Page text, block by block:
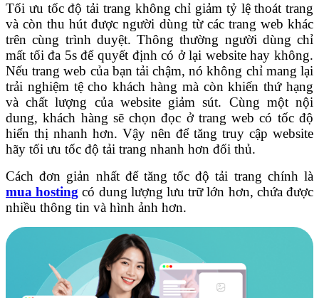
Tối ưu tốc độ tải trang không chỉ giảm tỷ lệ thoát trang
và còn thu hút được người dùng từ các trang web khác
trên cùng trình duyệt. Thông thường người dùng chỉ
mất tối đa 5s để quyết định có ở lại website hay không.
Nếu trang web của bạn tải chậm, nó không chỉ mang lại
trải nghiệm tệ cho khách hàng mà còn khiến thứ hạng
và chất lượng của website giảm sút. Cùng một nội
dung, khách hàng sẽ chọn đọc ở trang web có tốc độ
hiển thị nhanh hơn. Vậy nên để tăng truy cập website
hãy tối ưu tốc độ tải trang nhanh hơn đối thủ.
Cách đơn giản nhất để tăng tốc độ tải trang chính là
mua hosting có dung lượng lưu trữ lớn hơn, chứa được
nhiều thông tin và hình ảnh hơn.